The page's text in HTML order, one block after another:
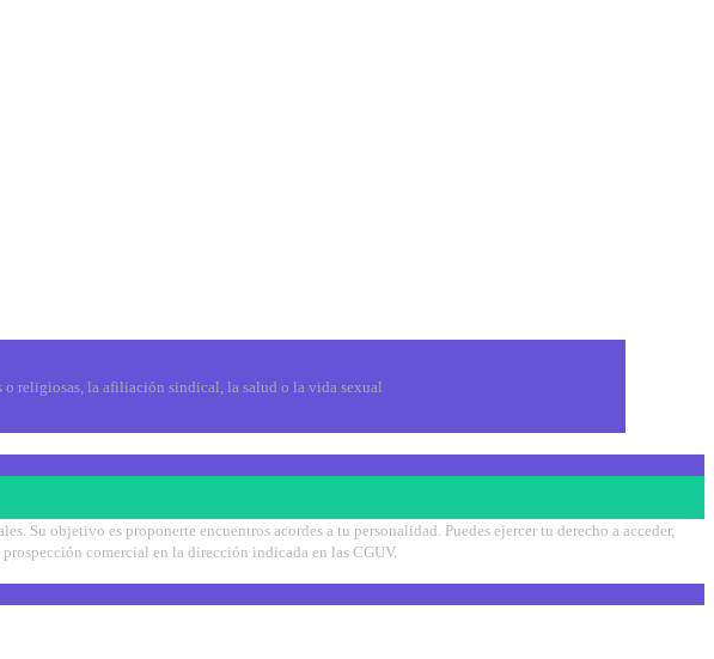
o religiosas, la afiliación sindical, la salud o la vida sexual
Su objetivo es proponerte encuentros acordes a tu personalidad. Puedes ejercer tu derecho a acceder,
comercial en la dirección indicada en las CGUV.